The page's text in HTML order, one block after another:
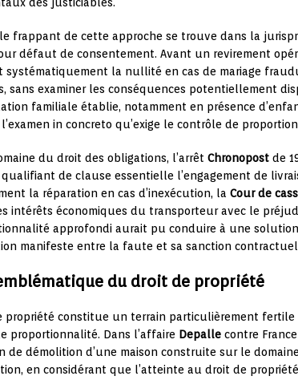
frappant de cette approche se trouve dans la
défaut de consentement. Avant un revirement
systématiquement la nullité en cas de mariage
sans examiner les conséquences potentiellement
familiale établie, notamment en présence
in concreto qu’exige le contrôle de
du droit des obligations, l’arrêt Chronopost de
qualifiant de clause essentielle l’engagement de
la réparation en cas d’inexécution, la Cour de
intérêts économiques du transporteur avec le
approfondi aurait pu conduire à une
manifeste entre la faute et sa sanction
du droit de propriété
propriété constitue un terrain particulièrement fertile
proportionnalité. Dans l’affaire Depalle contre
de démolition d’une maison construite sur le
en considérant que l’atteinte au droit de